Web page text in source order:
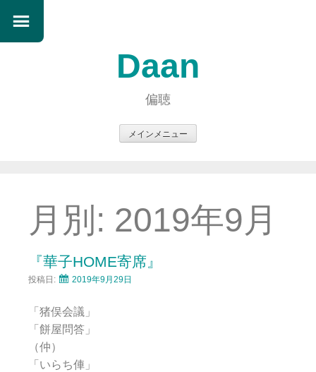
Daan
偏聴
メインメニュー
ン
ツ
へ
ス
キ
プ
月別: 2019年9月
『華子HOME寄席』
投稿日: 2019年9月29日
「猪俣会議」
「餅屋問答」
（仲）
「いらち俥」